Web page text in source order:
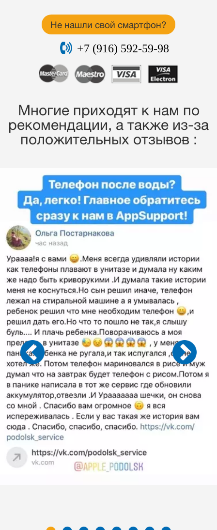
Не нашли свой смартфон?
+7 (916) 592-59-98
Многие приходят к нам по
рекомендации, a также из-за
положительных отзывов :